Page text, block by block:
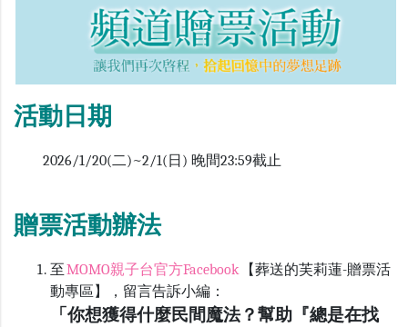
活動日期
2026/1/20(二)~2/1(日) 晚間23:59截止
贈票活動辦法
至MOMO親子台官方Facebook
【葬送的芙莉蓮-贈票活
動專區】，留言告訴小編：
「你想獲得什麼民間魔法？幫助『總是在找